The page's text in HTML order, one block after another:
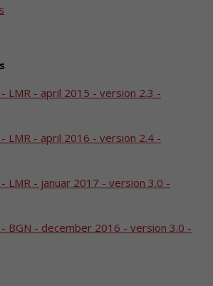
LMR - april 2015 - version 2.3 -
LMR - april 2016 - version 2.4 -
LMR - januar 2017 - version 3.0 -
BGN - december 2016 - version 3.0 -